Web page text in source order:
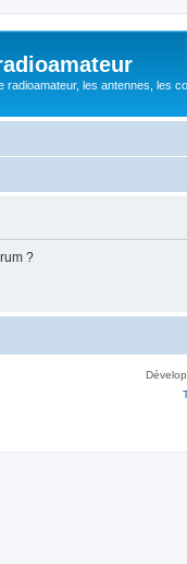
radioamateur, les antennes, les
?